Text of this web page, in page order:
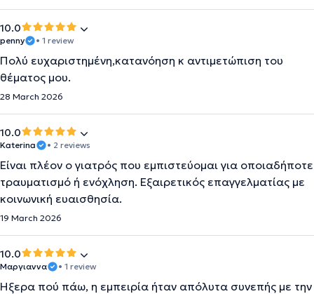
10.0
penny • 1 review
Πολύ ευχαριστημένη,κατανόηση κ αντιμετώπιση του
θέματος μου.
28 March 2026
10.0
Katerina • 2 reviews
Είναι πλέον ο γιατρός που εμπιστεύομαι για οποιαδήποτε
τραυματισμό ή ενόχληση. Εξαιρετικός επαγγελματίας με
κοινωνική ευαισθησία.
19 March 2026
10.0
Μαργιαννα • 1 review
Ήξερα πού πάω, η εμπειρία ήταν απόλυτα συνεπής με την